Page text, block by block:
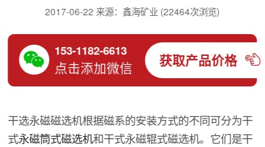
2017-06-22 来源：鑫海矿业 (22464次浏览)
153-1182-6613
点击添加微信 获取产品价格
干选永磁磁选机根据磁系的安装方式的不同可分为干
式永磁筒式磁选机和干式永磁辊式磁选机。它们是干